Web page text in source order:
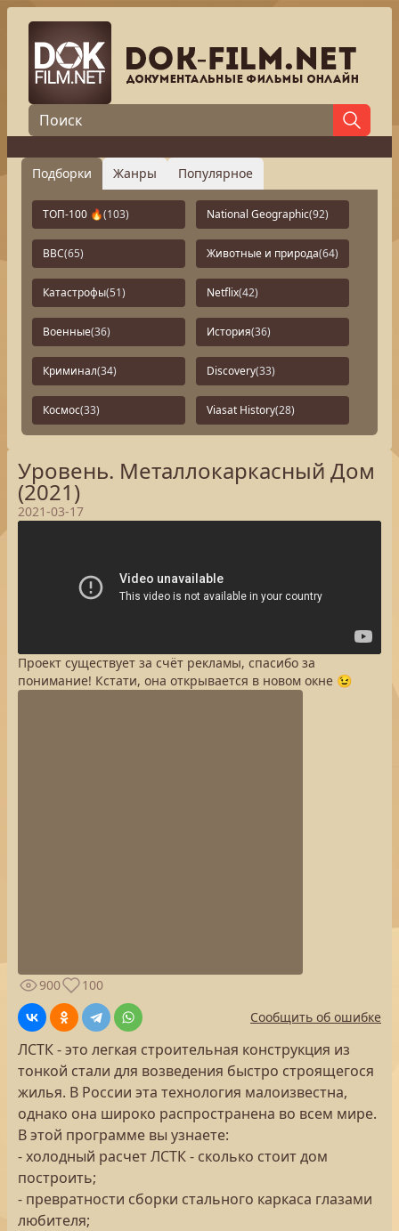
Подборки Жанры Популярное
ТОП-100 🔥(103) National Geographic(92)
BBC(65) Животные и природа(64)
Катастрофы(51) Netflix(42)
Военные(36) История(36)
Криминал(34) Discovery(33)
Космос(33) Viasat History(28)
Уровень. Металлокаркасный Дом
(2021)
2021-03-17
Проект существует за счёт рекламы, спасибо за
понимание! Кстати, она открывается в новом окне 😉
900
100
Сообщить об ошибке
ЛСТК - это легкая строительная конструкция из
тонкой стали для возведения быстро строящегося
жилья. В России эта технология малоизвестна,
однако она широко распространена во всем мире.
В этой программе вы узнаете:
- холодный расчет ЛСТК - сколько стоит дом
построить;
- превратности сборки стального каркаса глазами
любителя;